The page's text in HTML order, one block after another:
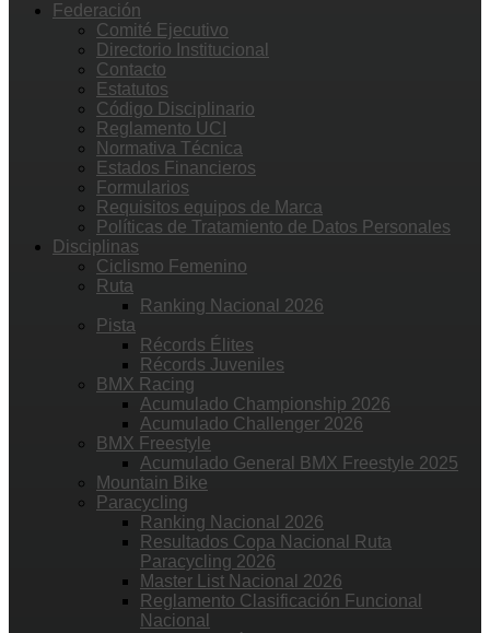
Federación
Comité Ejecutivo
Directorio Institucional
Contacto
Estatutos
Código Disciplinario
Reglamento UCI
Normativa Técnica
Estados Financieros
Formularios
Requisitos equipos de Marca
Políticas de Tratamiento de Datos Personales
Disciplinas
Ciclismo Femenino
Ruta
Ranking Nacional 2026
Pista
Récords Élites
Récords Juveniles
BMX Racing
Acumulado Championship 2026
Acumulado Challenger 2026
BMX Freestyle
Acumulado General BMX Freestyle 2025
Mountain Bike
Paracycling
Ranking Nacional 2026
Resultados Copa Nacional Ruta
Paracycling 2026
Master List Nacional 2026
Reglamento Clasificación Funcional
Nacional